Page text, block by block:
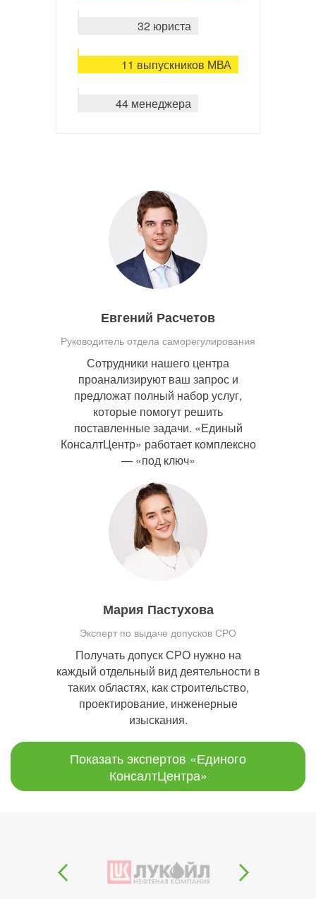
32 юриста
11 выпускников МВА
44 менеджера
Евгений Расчетов
Руководитель отдела саморегулирования
Сотрудники нашего центра
проанализируют ваш запрос и
предложат полный набор услуг,
которые помогут решить
поставленные задачи. «Единый
КонсалтЦентр» работает комплексно
— «под ключ»
Мария Пастухова
Эксперт по выдаче допусков СРО
Получать допуск СРО нужно на
каждый отдельный вид деятельности в
таких областях, как строительство,
проектирование, инженерные
изыскания.
Показать экспертов «Единого
КонсалтЦентра»